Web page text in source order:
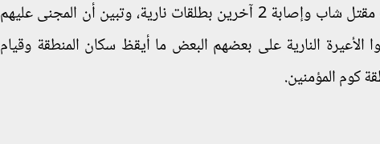
عن ملابسات مقتل شاب وإصابة 2 آخرين بطلقات نارية، وتبين أن المجنى عليهم
النارية على بعضهم البعض ما أيقظ سكان المنطقة وقيام
كوم المؤمنين.